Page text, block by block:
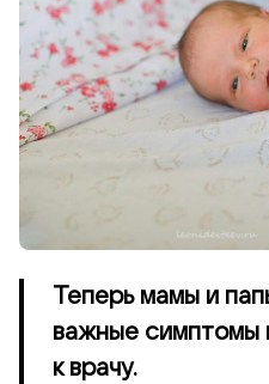
Теперь мамы и
важные симптомы
к врачу.